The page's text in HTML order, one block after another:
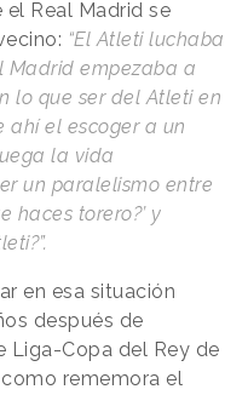
Real Madrid se
“El Atleti luchaba
Madrid empezaba a
lo que ser del Atleti en
ahí el escoger a un
la vida
un paralelismo entre
haces torero?’ y
en esa situación
después de
Liga-Copa del Rey de
rememora el